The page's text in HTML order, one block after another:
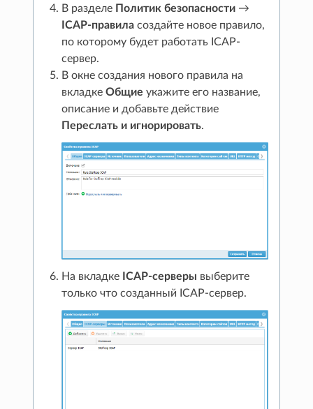
В разделе Политик безопасности →
ICAP-правила создайте новое правило,
по которому будет работать ICAP-
сервер.
В окне создания нового правила на
вкладкеОбщие укажите его название,
описание и добавьте действие
Переслать и игнорировать.
На вкладке ICAP-серверы выберите
только что созданный ICAP-сервер.